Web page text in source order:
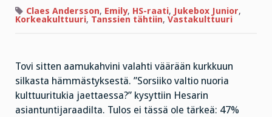
Claes Andersson, Emily, HS-raati, Jukebox Junior,
Korkeakulttuuri, Tanssien tähtiin, Vastakulttuuri
Tovi sitten aamukahvini valahti väärään kurkkuun
silkasta hämmästyksestä. ”Sorsiiko valtio nuoria
kulttuuritukia jaettaessa?” kysyttiin Hesarin
asiantuntijaraadilta. Tulos ei tässä ole tärkeä: 47%